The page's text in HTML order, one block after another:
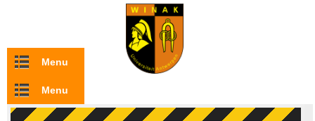
Overslaan en naar de inhoud gaan
Menu
Menu